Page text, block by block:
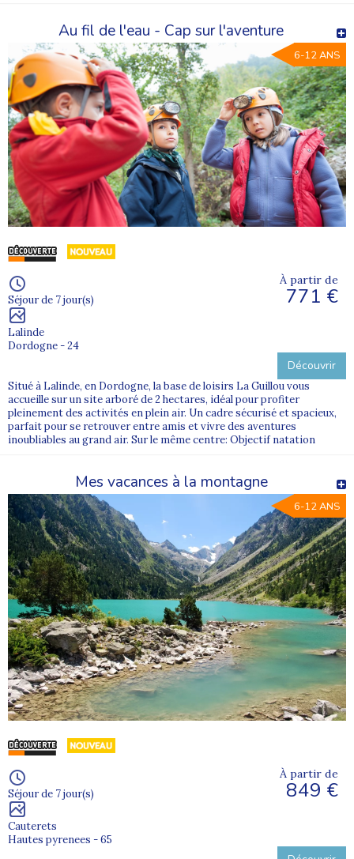
Au fil de l'eau - Cap sur l'aventure
6-12 ANS
Séjour de 7 jour(s)
Lalinde
Dordogne - 24
À partir de
771 €
Découvrir
Situé à Lalinde, en Dordogne, la base de loisirs La Guillou vous
accueille sur un site arboré de 2 hectares, idéal pour profiter
pleinement des activités en plein air. Un cadre sécurisé et spacieux,
parfait pour se retrouver entre amis et vivre des aventures
inoubliables au grand air. Sur le même centre: Objectif natation
Mes vacances à la montagne
6-12 ANS
Séjour de 7 jour(s)
Cauterets
Hautes pyrenees - 65
À partir de
849 €